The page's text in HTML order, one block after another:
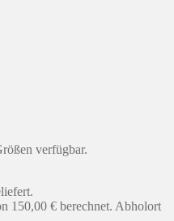
verfügbar.
150,00 € berechnet. Abholort